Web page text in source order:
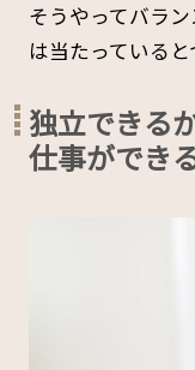
そうやってバラ
は当たっていると
独立できる
仕事ができ